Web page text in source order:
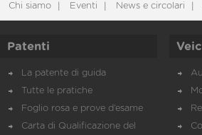
Chi siamo Eventi News e circolari
Patenti
La patente di guida
Tutte le pratiche
Foglio rosa e prove d’esame
Carta di Qualificazione del